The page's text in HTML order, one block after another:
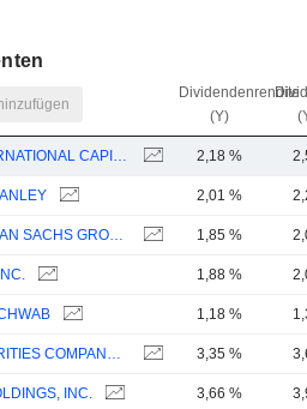
Dividendenrendite
(Y)
CHINA INTERNATIONAL CAPITAL CORPORATION LIMITED 2,18 %
2,01 %
THE GOLDMAN SACHS GROUP, INC. 1,85 %
1,88 %
1,18 %
CITIC SECURITIES COMPANY LIMITED 3,35 %
INC. 3,66 %